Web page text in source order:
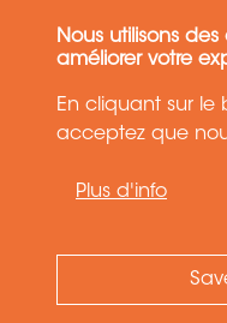
Nous utilisons
améliorer votre
En cliquant sur le
acceptez que
Plus d'info
Politique
récent de la
Need Help ?